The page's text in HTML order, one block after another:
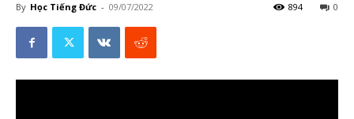
By Học Tiếng Đức - 09/07/2022 0
894